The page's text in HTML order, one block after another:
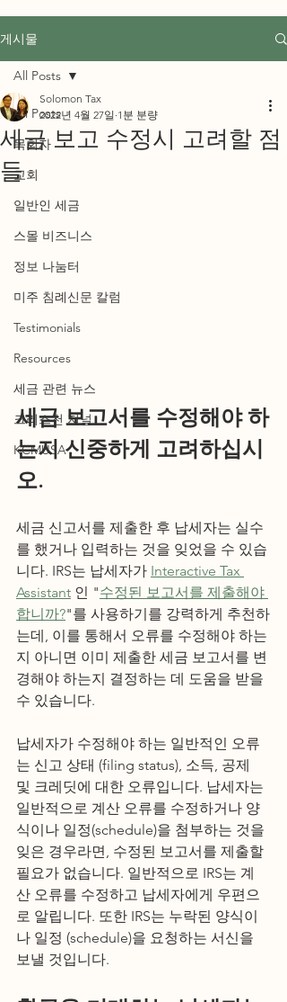
게시물
All Posts
목회자
교회
일반인 세금
스몰 비즈니스
정보 나눔터
미주 침례신문 칼럼
Testimonials
Resources
세금 관련 뉴스
크리스천 저널
KCMUSA
All Posts
세금 보고 수정시 고려할 점
들
Solomon Tax
2022년 4월 27일 1분 분량
세금 보고서를 수정해야 하
는지 신중하게 고려하십시
오.
세금 신고서를 제출한 후 납세자는 실수
를 했거나 입력하는 것을 잊었을 수 있습
니다. IRS는 납세자가 Interactive Tax
Assistant 인 "수정된 보고서를 제출해야
합니까?"를 사용하기를 강력하게 추천하
는데, 이를 통해서 오류를 수정해야 하는
지 아니면 이미 제출한 세금 보고서를 변
경해야 하는지 결정하는 데 도움을 받을
수 있습니다.
납세자가 수정해야 하는 일반적인 오류
는 신고 상태 (filing status), 소득, 공제
및 크레딧에 대한 오류입니다. 납세자는
일반적으로 계산 오류를 수정하거나 양
식이나 일정(schedule)을 첨부하는 것을
잊은 경우라면, 수정된 보고서를 제출할
필요가 없습니다. 일반적으로 IRS는 계
산 오류를 수정하고 납세자에게 우편으
로 알립니다. 또한 IRS는 누락된 양식이
나 일정 (schedule)을 요청하는 서신을
보낼 것입니다.